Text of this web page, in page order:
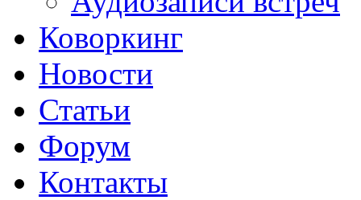
Коворкинг
Новости
Статьи
Форум
Контакты